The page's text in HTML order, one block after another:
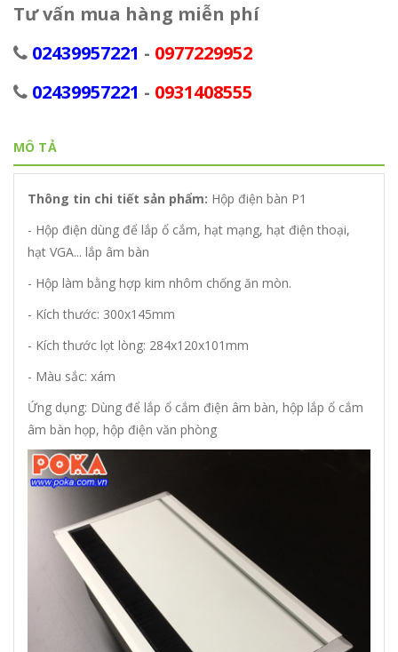
Tư vấn mua hàng miễn phí
02439957221 - 0977229952
02439957221 - 0931408555
MÔ TẢ
Thông tin chi tiết sản phẩm: Hộp điện bàn P1
- Hộp điện dùng để lắp ổ cắm, hạt mạng, hạt điện thoại,
hạt VGA... lắp âm bàn
- Hộp làm bằng hợp kim nhôm chống ăn mòn.
- Kích thước: 300x145mm
- Kích thước lọt lòng: 284x120x101mm
- Màu sắc: xám
Ứng dụng: Dùng để lắp ổ cắm điện âm bàn, hộp lắp ổ cắm
âm bàn họp, hộp điện văn phòng